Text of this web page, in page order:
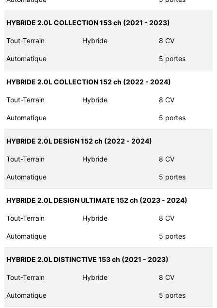
HYBRIDE 2.0L COLLECTION 153 ch (2021 - 2023)
Tout-Terrain Hybride 8 CV
Automatique 5 portes
HYBRIDE 2.0L COLLECTION 152 ch (2022 - 2024)
Tout-Terrain Hybride 8 CV
Automatique 5 portes
HYBRIDE 2.0L DESIGN 152 ch (2022 - 2024)
Tout-Terrain Hybride 8 CV
Automatique 5 portes
HYBRIDE 2.0L DESIGN ULTIMATE 152 ch (2023 - 2024)
Tout-Terrain Hybride 8 CV
Automatique 5 portes
HYBRIDE 2.0L DISTINCTIVE 153 ch (2021 - 2023)
Tout-Terrain Hybride 8 CV
Automatique 5 portes